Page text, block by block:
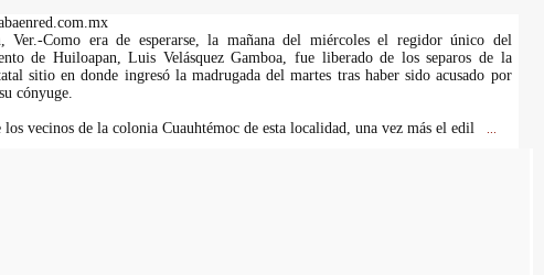
Ver.-Como era de esperarse, la mañana del miércoles el regidor único del
de Huiloapan, Luis Velásquez Gamboa, fue liberado de los separos de la
sitio en donde ingresó la madrugada del martes tras haber sido acusado por
cónyuge.
los vecinos de la colonia Cuauhtémoc de esta localidad, una vez más el edil